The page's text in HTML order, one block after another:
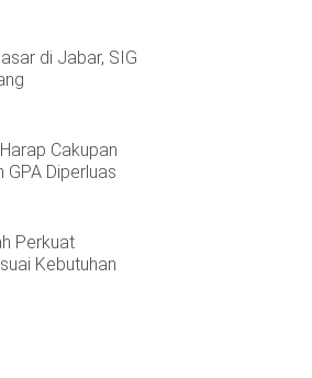
di Jabar, SIG
Cakupan
Diperluas
Perkuat
Kebutuhan